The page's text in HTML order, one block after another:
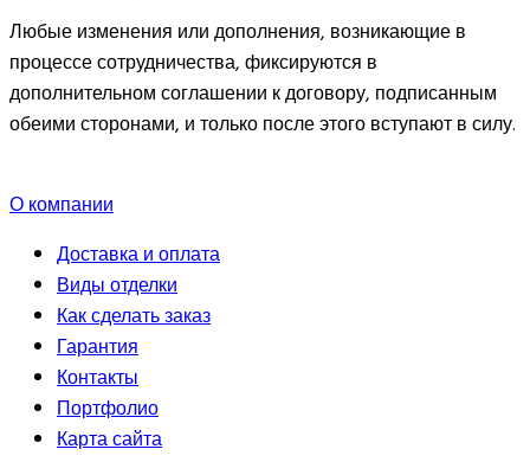
Любые изменения или дополнения, возникающие в
процессе сотрудничества, фиксируются в
дополнительном соглашении к договору, подписанным
обеими сторонами, и только после этого вступают в силу.
О компании
Доставка и оплата
Виды отделки
Как сделать заказ
Гарантия
Контакты
Портфолио
Карта сайта